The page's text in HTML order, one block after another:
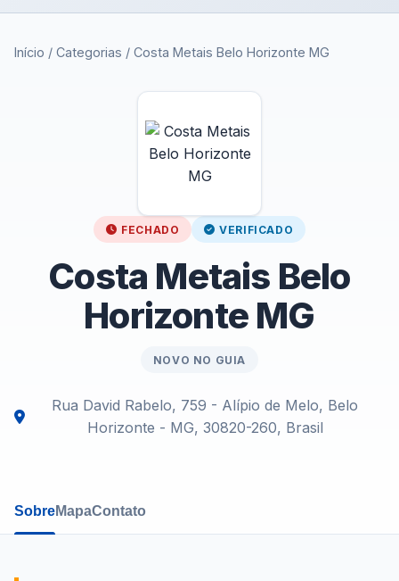
Início / Categorias / Costa Metais Belo Horizonte MG
FECHADO VERIFICADO
Costa Metais Belo
Horizonte MG
NOVO NO GUIA
Rua David Rabelo, 759 - Alípio de Melo, Belo
Horizonte - MG, 30820-260, Brasil
SobreMapaContato